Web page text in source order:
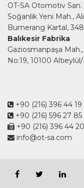
OT-SA Otomotiv San.
Soğanlık Yeni Mah.,
Bumerang Kartal,
Balıkesir Fabrika
Gaziosmanpaşa Mah.,
No:19, 10100
+90 (216) 396 44 19
+90 (216) 596 27 85
+90 (216) 396 44 20
info@ot-sa.com